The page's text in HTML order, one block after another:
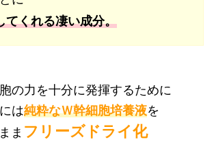
てくれる凄い成分。
の力を十分に発揮するために
は純粋なＷ幹細胞培養液を
ま フリーズドライ化